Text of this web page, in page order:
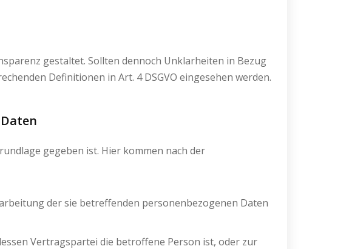
gestaltet. Sollten dennoch Unklarheiten in Bezug
Definitionen in Art. 4 DSGVO eingesehen werden.
gegeben ist. Hier kommen nach der
der sie betreffenden personenbezogenen Daten
Vertragspartei die betroffene Person ist, oder zur